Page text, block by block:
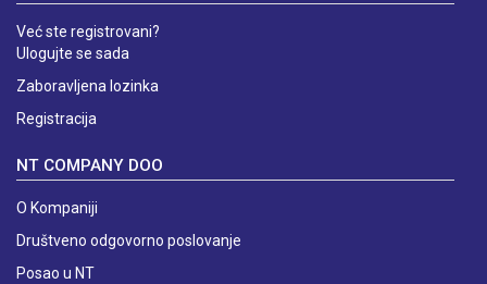
Već ste registrovani?
Ulogujte se sada
Zaboravljena lozinka
Registracija
NT COMPANY DOO
O Kompaniji
Društveno odgovorno poslovanje
Posao u NT